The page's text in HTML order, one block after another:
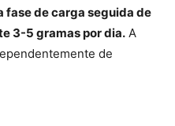
fase de carga seguida de
3-5 gramas por dia. A
de